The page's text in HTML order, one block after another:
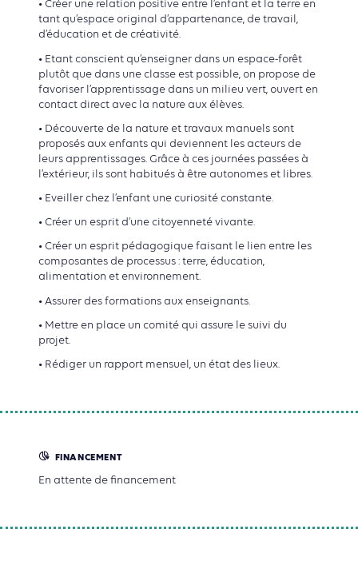
• Créer une relation positive entre l’enfant et la terre en
tant qu’espace original d’appartenance, de travail,
d’éducation et de créativité.
• Etant conscient qu’enseigner dans un espace-forêt
plutôt que dans une classe est possible, on propose de
favoriser l’apprentissage dans un milieu vert, ouvert en
contact direct avec la nature aux élèves.
• Découverte de la nature et travaux manuels sont
proposés aux enfants qui deviennent les acteurs de
leurs apprentissages. Grâce à ces journées passées à
l’extérieur, ils sont habitués à être autonomes et libres.
• Eveiller chez l’enfant une curiosité constante.
• Créer un esprit d’une citoyenneté vivante.
• Créer un esprit pédagogique faisant le lien entre les
composantes de processus : terre, éducation,
alimentation et environnement.
• Assurer des formations aux enseignants.
• Mettre en place un comité qui assure le suivi du
projet.
• Rédiger un rapport mensuel, un état des lieux.
FINANCEMENT
En attente de financement